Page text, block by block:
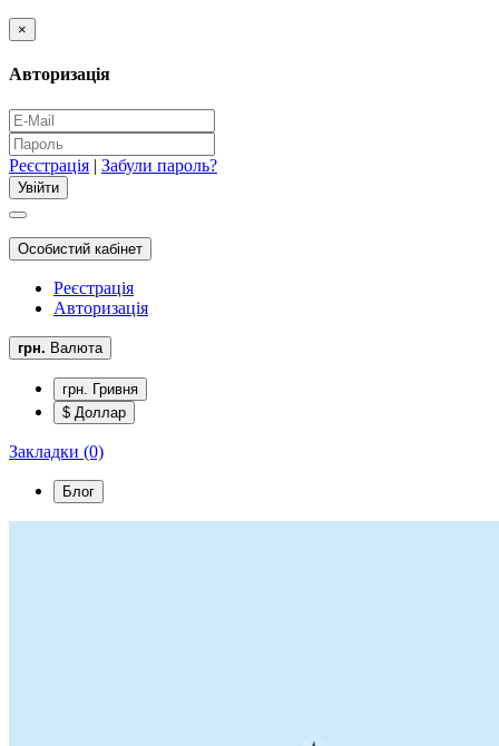
×
Авторизація
Реєстрація | Забули пароль?
Особистий кабінет
Реєстрація
Авторизація
грн. Валюта
грн. Гривня
$ Доллар
Закладки (0)
Блог